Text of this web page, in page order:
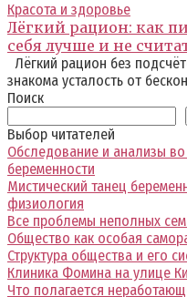
Красота и здоровье
Лёгкий рацион: как
себя лучше и не
Лёгкий рацион без
знакома усталость от
Поиск
Выбор читателей
Обследование и анализы
беременности
Мистический танец
физиология
Все проблемы неполных
Общество как особая
Структура общества и его
Клиника Фомина на улице
Что полагается